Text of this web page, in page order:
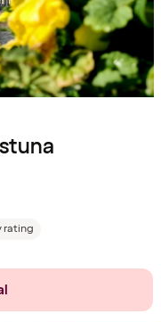
rating